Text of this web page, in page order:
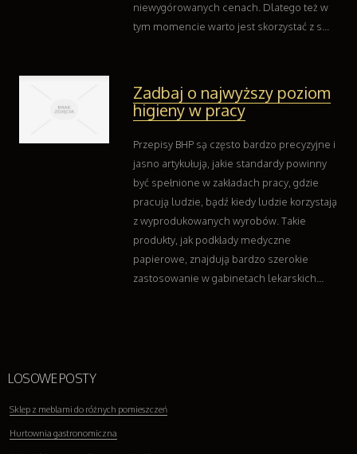
niewygórowanych cenach. Dlatego też w
tym momencie warto jest skorzystać z s...
Zadbaj o najwyższy poziom
higieny w pracy
Przepisy BHP są często bardzo precyzyjne i
jasno artykułują, jakie standardy powinny
być spełnione w zakładach pracy, gdzie
pracują ludzie, bądź kiedy ludzie korzystają
z wyprodukowanych wyrobów. Takie
produkty, jak podkłady medyczne
papierowe, znajdują bardzo szerokie
zastosowanie w gabinetach lekarskich...
LOSOWE POSTY
Sklep z meblami do różnych pomieszczeń
Hurtownia gastronomiczna